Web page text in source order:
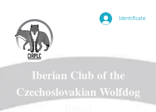
Identifícate
Iberian Club of the
Czechoslovakian Wolfdog